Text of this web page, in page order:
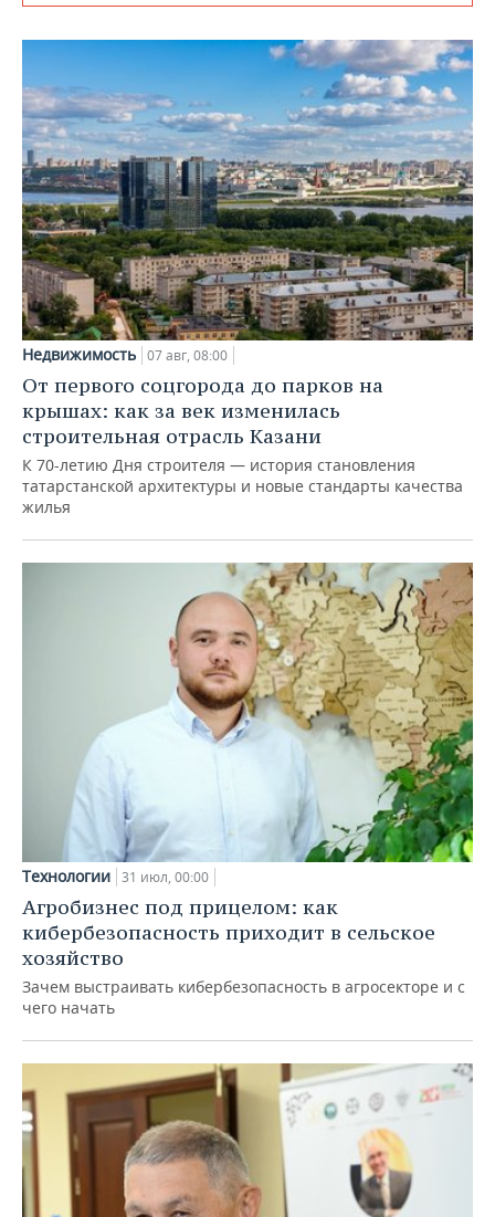
Недвижимость 07 авг, 08:00
От первого соцгорода до парков на
крышах: как за век изменилась
строительная отрасль Казани
К 70-летию Дня строителя — история становления
татарстанской архитектуры и новые стандарты качества
жилья
Технологии 31 июл, 00:00
Агробизнес под прицелом: как
кибербезопасность приходит в сельское
хозяйство
Зачем выстраивать кибербезопасность в агросекторе и с
чего начать